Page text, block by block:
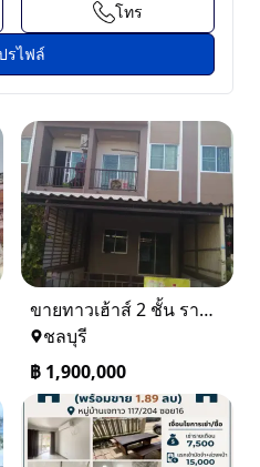
โทร
รไฟล์
ขายทาวเฮ้าส์ 2 ชั้น ราคา 1.9 ล้านบาท ที่อยู่ ศรีราชา ชลบุรี
ชลบุรี
฿ 1,900,000